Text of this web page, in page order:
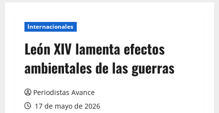
Internacionales
León XIV lamenta efectos
ambientales de las guerras
Periodistas Avance
17 de mayo de 2026